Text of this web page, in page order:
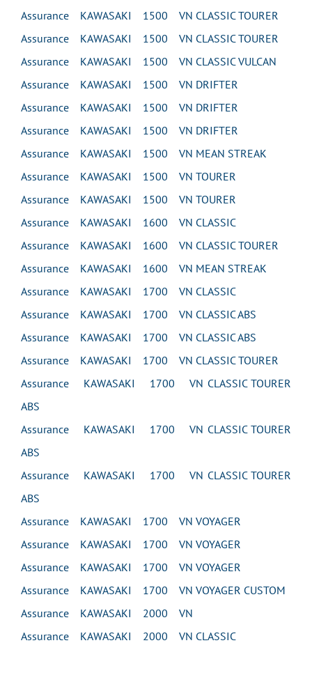
Assurance KAWASAKI 1500 VN CLASSIC TOURER
Assurance KAWASAKI 1500 VN CLASSIC TOURER
Assurance KAWASAKI 1500 VN CLASSIC VULCAN
Assurance KAWASAKI 1500 VN DRIFTER
Assurance KAWASAKI 1500 VN DRIFTER
Assurance KAWASAKI 1500 VN DRIFTER
Assurance KAWASAKI 1500 VN MEAN STREAK
Assurance KAWASAKI 1500 VN TOURER
Assurance KAWASAKI 1500 VN TOURER
Assurance KAWASAKI 1600 VN CLASSIC
Assurance KAWASAKI 1600 VN CLASSIC TOURER
Assurance KAWASAKI 1600 VN MEAN STREAK
Assurance KAWASAKI 1700 VN CLASSIC
Assurance KAWASAKI 1700 VN CLASSIC ABS
Assurance KAWASAKI 1700 VN CLASSIC ABS
Assurance KAWASAKI 1700 VN CLASSIC TOURER
Assurance KAWASAKI 1700 VN CLASSIC TOURER
ABS
Assurance KAWASAKI 1700 VN CLASSIC TOURER
ABS
Assurance KAWASAKI 1700 VN CLASSIC TOURER
ABS
Assurance KAWASAKI 1700 VN VOYAGER
Assurance KAWASAKI 1700 VN VOYAGER
Assurance KAWASAKI 1700 VN VOYAGER
Assurance KAWASAKI 1700 VN VOYAGER CUSTOM
Assurance KAWASAKI 2000 VN
Assurance KAWASAKI 2000 VN CLASSIC